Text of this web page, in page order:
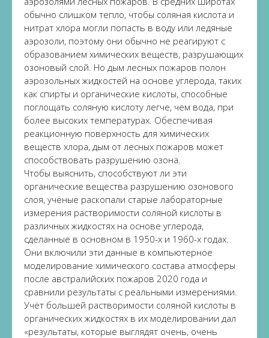
обычно слишком тепло, чтобы соляная кислота и
нитрат хлора могли попасть в воду или ледяные
аэрозоли, поэтому они обычно не реагируют с
образованием химических веществ, разрушающих
озоновый слой. Но дым лесных пожаров полон
аэрозольных жидкостей на основе углерода, таких
как спирты и органические кислоты, способные
поглощать соляную кислоту легче, чем вода, при
более высоких температурах. Обеспечивая
реакционную поверхность для химических
веществ хлора, дым от лесных пожаров может
способствовать разрушению озона.
Чтобы выяснить, способствуют ли эти
органические вещества разрушению озонового
слоя, учёные раскопали старые лабораторные
измерения растворимости соляной кислоты в
различных жидкостях на основе углерода,
сделанные в основном в 1950-х и 1960-х годах.
Они включили эти данные в компьютерное
моделирование химического состава атмосферы
после австралийских пожаров 2020 года и
сравнили результаты с реальными измерениями.
Учёт большей растворимости соляной кислоты в
органических жидкостях в их моделировании дал
«результаты, которые выглядят очень, очень